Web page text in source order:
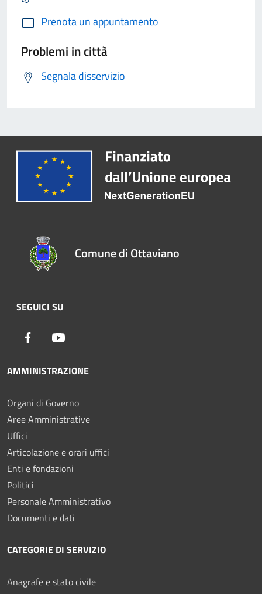
Prenota un appuntamento
Problemi in città
Segnala disservizio
Comune di Ottaviano
SEGUICI SU
Facebook
AMMINISTRAZIONE
Organi di Governo
Aree Amministrative
Uffici
Articolazione e orari uffici
Enti e fondazioni
Politici
Personale Amministrativo
Documenti e dati
CATEGORIE DI SERVIZIO
Anagrafe e stato civile